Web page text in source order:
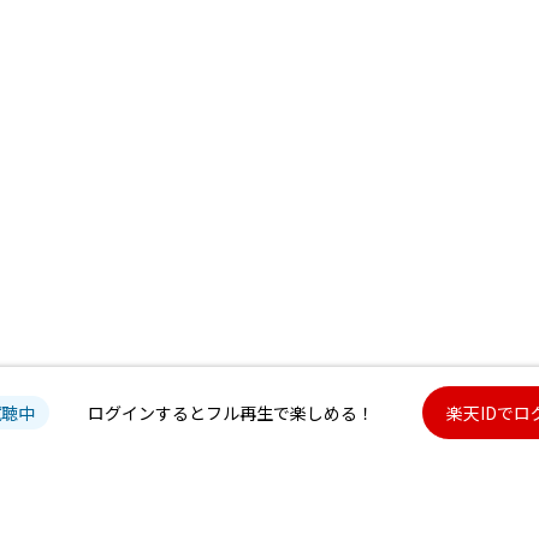
中 ログインするとフル再生で楽しめる！ 楽天IDでロ